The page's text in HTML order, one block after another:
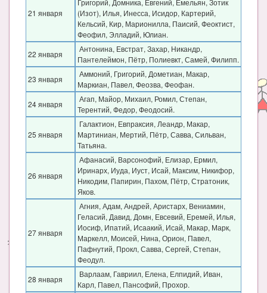
21 января
Григорий, Домника, Евгений, Емельян, Зотик
(Изот), Илья, Инесса, Исидор, Картерий,
Кельсий, Кир, Марионилла, Паисий, Феоктист,
Феофил, Элладий, Юлиан.
22 января
Антонина, Евстрат, Захар, Никандр,
Пантелеймон, Пётр, Полиевкт, Самей, Филипп.
23 января
Аммоний, Григорий, Дометиан, Макар,
Маркиан, Павел, Феозва, Феофан.
24 января
Агап, Майор, Михаил, Ромил, Степан,
Терентий, Федор, Феодосий.
25 января
Галактион, Евпраксия, Леандр, Макар,
Мартиниан, Мертий, Пётр, Савва, Сильван,
Татьяна.
26 января
Афанасий, Варсонофий, Елизар, Ермил,
Иринарх, Иуда, Иуст, Исай, Максим, Никифор,
Никодим, Папирин, Пахом, Пётр, Стратоник,
Яков.
27 января
Агния, Адам, Андрей, Аристарх, Вениамин,
Геласий, Давид, Домн, Евсевий, Еремей, Илья,
Иосиф, Ипатий, Исаакий, Исай, Макар, Марк,
Маркелл, Моисей, Нина, Орион, Павел,
Пафнутий, Прокл, Савва, Сергей, Степан,
Феодул.
28 января
Варлаам, Гавриил, Елена, Елпидий, Иван,
Карл, Павел, Пансофий, Прохор.